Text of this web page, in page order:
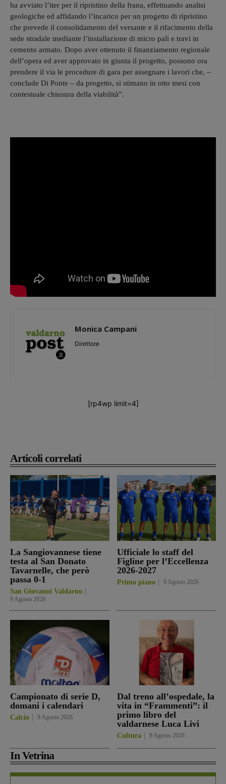
Articoli correlati
La Sangiovannese tiene
testa al San Donato
Tavarnelle, che però
passa 0-1
San Giovanni Valdarno
9 Agosto 2026
Ufficiale lo staff del
Figline per l’Eccellenza
2026-2027
Primo piano 9 Agosto 2026
Campionato di serie D,
domani i calendari
Calcio 9 Agosto 2026
Dal treno all’ospedale, la
vita in “Frammenti”: il
primo libro del
valdarnese Luca Livi
Cultura 9 Agosto 2026
In Vetrina
ha avviato l’iter per il ripristino della frana, effettuando analisi
geologiche ed affidando l’incarico per un progetto di ripristino
che prevede il consolidamento del versante e il rifacimento della
sede stradale mediante l’installazione di micro pali e travi in
cemento armato. Dopo aver ottenuto il finanziamento regionale
dell’opera ed aver approvato in giunta il progetto, possono ora
prendere il via le procedure di gara per assegnare i lavori che, –
conclude Di Ponte – da progetto, si stimano in otto mesi con
contestuale chiusura della viabilità”.
Monica Campani
Direttore
[rp4wp limit=4]